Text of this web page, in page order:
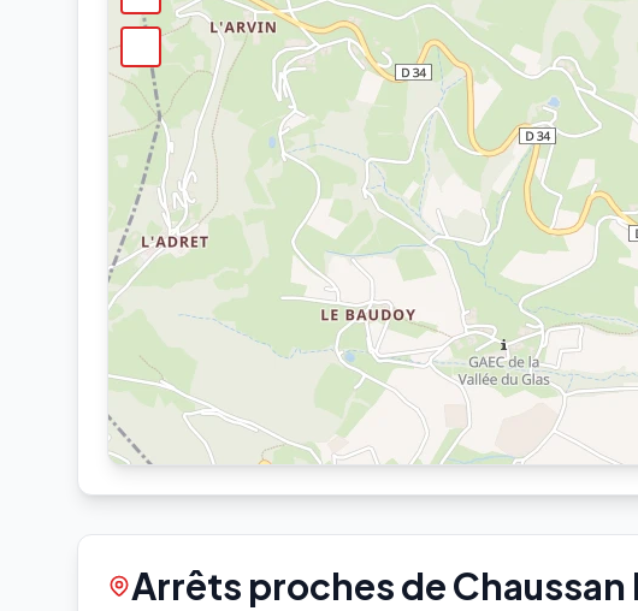
Arrêts proches de Chaussan